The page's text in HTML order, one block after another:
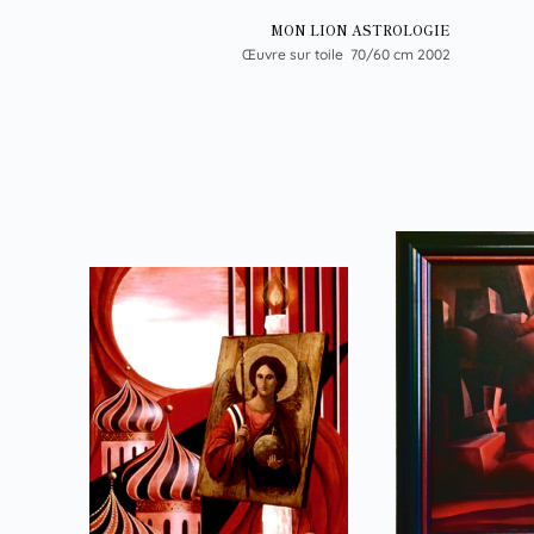
MON LION ASTROLOGIE
Œuvre sur toile 70/60 cm 2002